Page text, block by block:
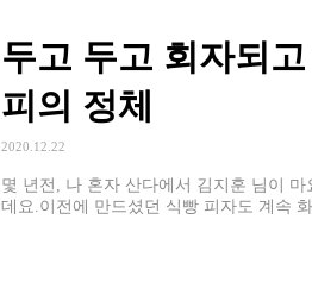
두고 두고 회자되
피의 정체
2020.12.22
몇 년전, 나 혼자 산다에서 김지훈 님이
데요.이전에 만드셨던 식빵 피자도 계속